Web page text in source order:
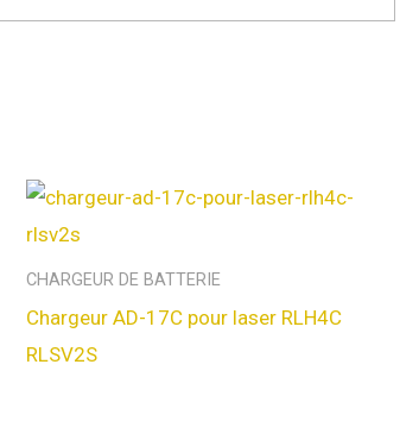
CHARGEUR DE BATTERIE
Chargeur AD-17C pour laser RLH4C
RLSV2S